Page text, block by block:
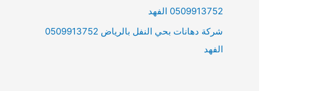
0509913752 الفهد
شركة دهانات بحي النفل بالرياض 0509913752
الفهد